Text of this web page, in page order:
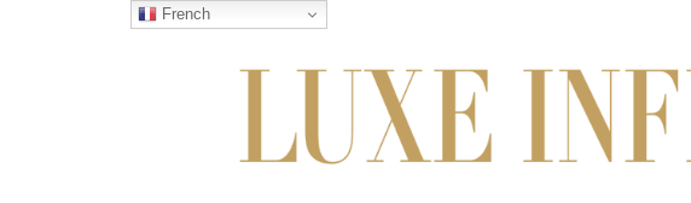
French